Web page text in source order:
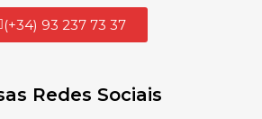
(+34) 93 237 73 37
Redes Sociais